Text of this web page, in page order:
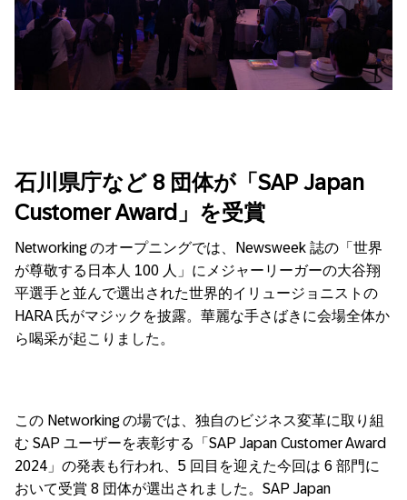
石川県庁など 8団体が「SAP Japan
Customer Award」を受賞
Networking のオープニングでは、 Newsweek 誌の「世界
が尊敬する日本人 100 人」にメジャーリーガーの大谷翔
平選手と並んで選出された世界的イリュージョニストの
HARA氏がマジックを披露。華麗な手さばきに会場全体か
ら喝采が起こりました。
この Networkingの場では、独自のビジネス変革に取り組
む SAP ユーザーを表彰する「SAP Japan Customer Award
2024 」の発表も行われ、 5 回目を迎えた今回は 6 部門に
おいて受賞 8 団体が選出されました。 SAP Japan